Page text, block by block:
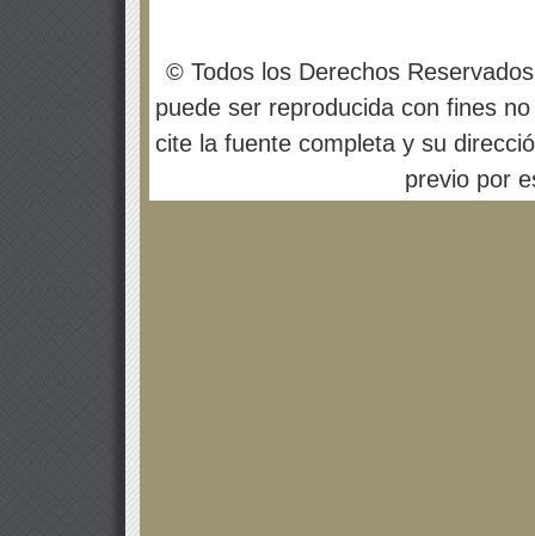
© Todos los Derechos
puede ser reproducida con fines
cite la fuente completa y su
previo por